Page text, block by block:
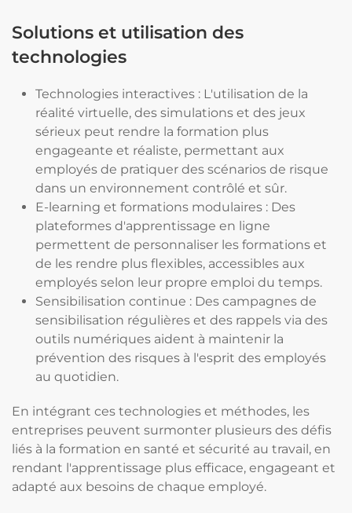
Solutions et utilisation des
technologies
Technologies interactives : L'utilisation de la
réalité virtuelle, des simulations et des jeux
sérieux peut rendre la formation plus
engageante et réaliste, permettant aux
employés de pratiquer des scénarios de risque
dans un environnement contrôlé et sûr.
E-learning et formations modulaires : Des
plateformes d'apprentissage en ligne
permettent de personnaliser les formations et
de les rendre plus flexibles, accessibles aux
employés selon leur propre emploi du temps.
Sensibilisation continue : Des campagnes de
sensibilisation régulières et des rappels via des
outils numériques aident à maintenir la
prévention des risques à l'esprit des employés
au quotidien.
En intégrant ces technologies et méthodes, les
entreprises peuvent surmonter plusieurs des défis
liés à la formation en santé et sécurité au travail, en
rendant l'apprentissage plus efficace, engageant et
adapté aux besoins de chaque employé.